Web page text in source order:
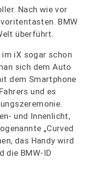
Nach wie vor
BMW
überführt.
iX sogar schon
sich dem Auto
dem Smartphone
und es
und Innenlicht,
„Curved
das Handy wird
die BMW-ID